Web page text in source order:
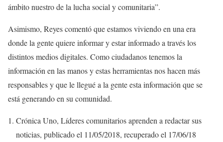
ámbito nuestro de la lucha social y comunitaria”.
Asimismo, Reyes comentó que estamos viviendo en una era
donde la gente quiere informar y estar informado a través los
distintos medios digitales. Como ciudadanos tenemos la
información en las manos y estas herramientas nos hacen más
responsables y que le llegué a la gente esta información que se
está generando en su comunidad.
Crónica Uno, Líderes comunitarios aprenden a redactar sus
noticias, publicado el 11/05/2018, recuperado el 17/06/18